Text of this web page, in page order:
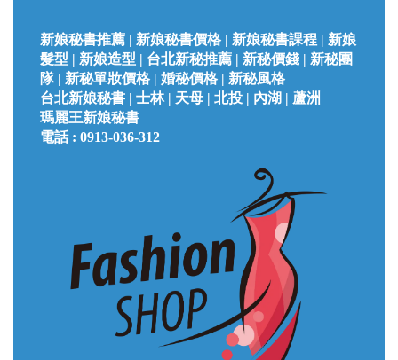
新娘秘書推薦 | 新娘秘書價格 | 新娘秘書課程 | 新娘
髮型 | 新娘造型 | 台北新秘推薦 | 新秘價錢 | 新秘團
隊 | 新秘單妝價格 | 婚秘價格 | 新秘風格
台北新娘秘書 | 士林 | 天母 | 北投 | 內湖 | 蘆洲
瑪麗王新娘秘書
電話 : 0913-036-312